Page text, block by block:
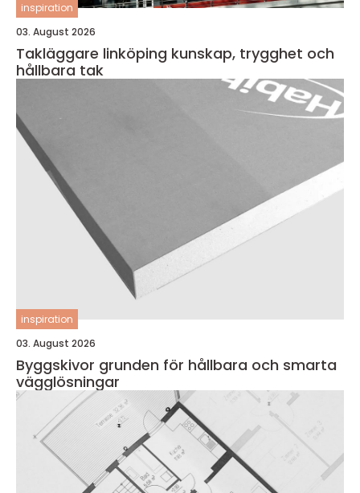
inspiration
03. August 2026
Takläggare linköping kunskap, trygghet och
hållbara tak
inspiration
03. August 2026
Byggskivor grunden för hållbara och smarta
vägglösningar